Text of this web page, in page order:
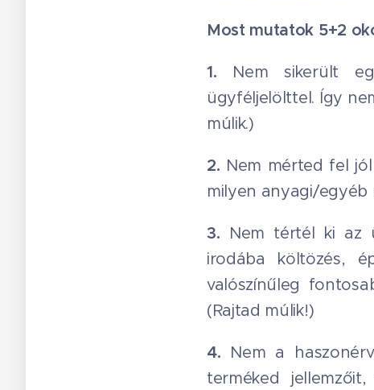
Most mutatok 5+2
1. Nem sikerült
ügyféljelölttel. Így
múlik.)
2. Nem mérted fel
milyen anyagi/egyéb
3. Nem tértél ki az
irodába költözés,
valószínűleg
(Rajtad múlik!)
4. Nem a
terméked